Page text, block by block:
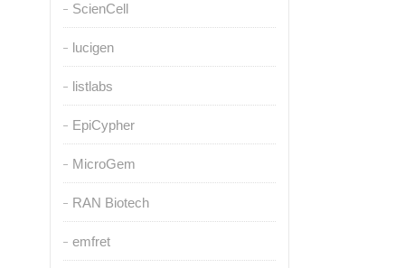
ScienCell
lucigen
listlabs
EpiCypher
MicroGem
RAN Biotech
emfret